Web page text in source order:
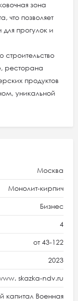
зона
что позволяет
прогулок и
ресторана
продуктов
уникальной
Москва
Монолит-кирпич
Бизнес
4
от 43-122
2023
skazka-ndv.ru
капитал Военная